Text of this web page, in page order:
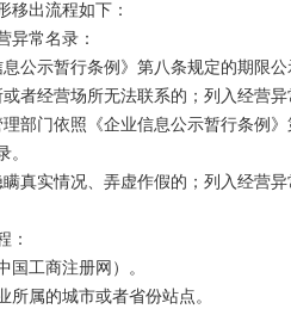
移出流程如下：
异常名录：
公示暂行条例》第八条规定的期限
者经营场所无法联系的；列入经营异
部门依照《企业信息公示暂行条例
。
真实情况、弄虚作假的；列入经营异
：
国工商注册网）。
所属的城市或者省份站点。